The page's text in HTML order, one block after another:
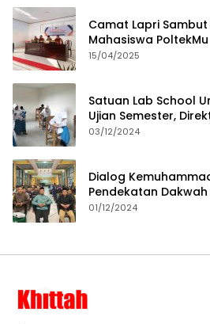
Camat Lapri
Mahasiswa PoltekMu
15/04/2025
Satuan Lab School
Ujian Semester,
Proses Pembelajaran
03/12/2024
Dialog
Pendekatan
01/12/2024